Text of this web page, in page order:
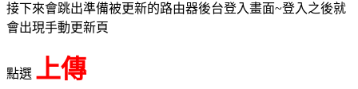
接下來會跳出準備被更新的路由器後台登入畫面~登入之後就
會出現手動更新頁
點選 上傳